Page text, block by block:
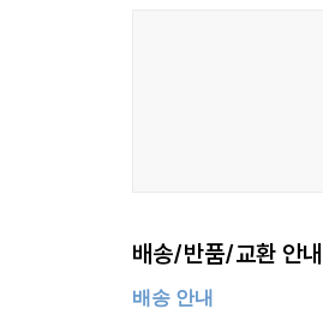
배송/반품/교환 안내
배송 안내